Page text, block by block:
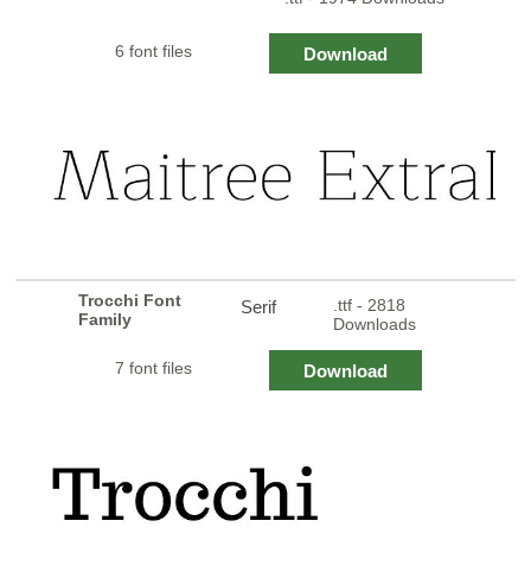
6 font files Download
Trocchi Font
Family
Serif
.ttf - 2818
Downloads
7 font files Download